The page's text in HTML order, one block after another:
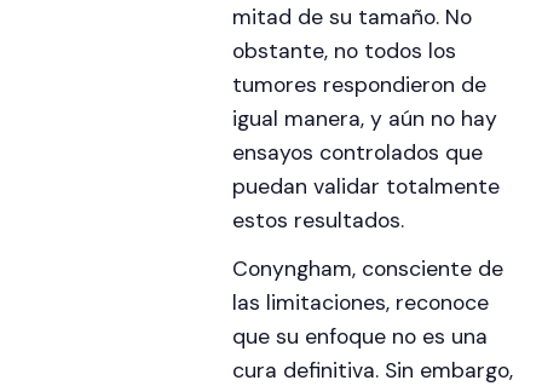
mitad de su tamaño. No
obstante, no todos los
tumores respondieron de
igual manera, y aún no hay
ensayos controlados que
puedan validar totalmente
estos resultados.
Conyngham, consciente de
las limitaciones, reconoce
que su enfoque no es una
cura definitiva. Sin embargo,